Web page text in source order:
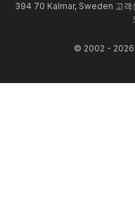
394 70 Kalmar, Sweden 고객
© 2002 -